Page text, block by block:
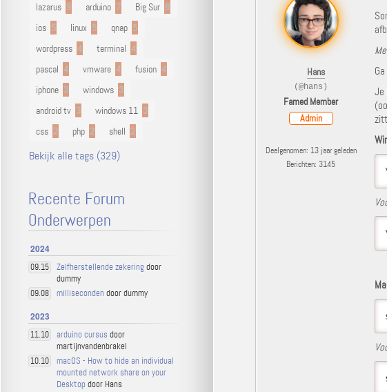
Hans
(@hans)
Famed Member
Admin
Deelgenomen: 13 jaar geleden
Berichten: 3145
Je
lazarus 9 arduino 7 Big Sur 6
ios 5 linux 5 qnap 5
wordpress 4 terminal 4
pascal 4 vmware 4 fusion 4
iphone 3 windows 3
android tv 3 windows 11 3
css 2 php 2 shell 2
Bekijk alle tags (329)
Recente Forum
Onderwerpen
2024
09.15 Zelfherstellende zekeringdoor
dummy
09.08 milliseconden door dummy
2023
11.10 arduino cursus door
martijnvandenbrakel
10.10
macOS - How to hide an individual
mounted network share on your
Desktop door Hans